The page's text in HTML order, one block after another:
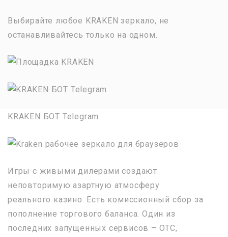
Выбирайте любое KRAKEN зеркало, не
останавливайтесь только на одном.
KRAKEN БОТ Telegram
Игры с живыми дилерами создают
неповторимую азартную атмосферу
реального казино. Есть комиссионный сбор за
пополнение торгового баланса. Один из
последних запущенных сервисов – OTC,